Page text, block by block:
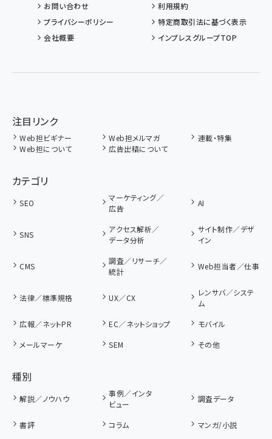
お問い合わせ
利用規約
プライバシーポリシー
特定商取引法に基づく表示
会社概要
インプレスグループTOP
注目リンク
Web担ビギナー Web担メルマガ
連載・特集
Web担について
広告出稿について
カテゴリ
SEO
マーケティング／
広告
AI
SNS
アクセス解析／
データ分析
サイト制作／デザ
イン
CMS
調査／リサーチ／
統計
Web担当者／仕事
法律／標準規格 UX／CX
レンサバ／システ
ム
広報／ネットPR
EC／ネットショップ
モバイル
メールマーケ
SEM その他
種別
解説／ノウハウ
事例／インタ
ビュー
調査データ
書評 コラム
マンガ/小説